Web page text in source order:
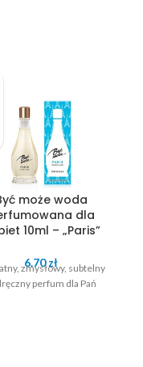
może woda
dla
10ml – „Paris”
6.70zł
zmysłowy, subtelny
perfum dla Pań